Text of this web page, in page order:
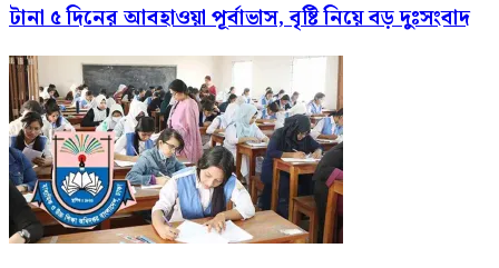
টানা ৫ দিনের আবহাওয়া পূর্বাভাস, বৃষ্টি নিয়ে বড় দুঃসংবাদ